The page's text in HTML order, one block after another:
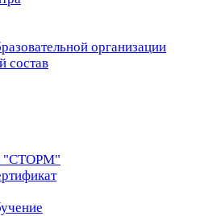
организации
состав
"СТОРМ"